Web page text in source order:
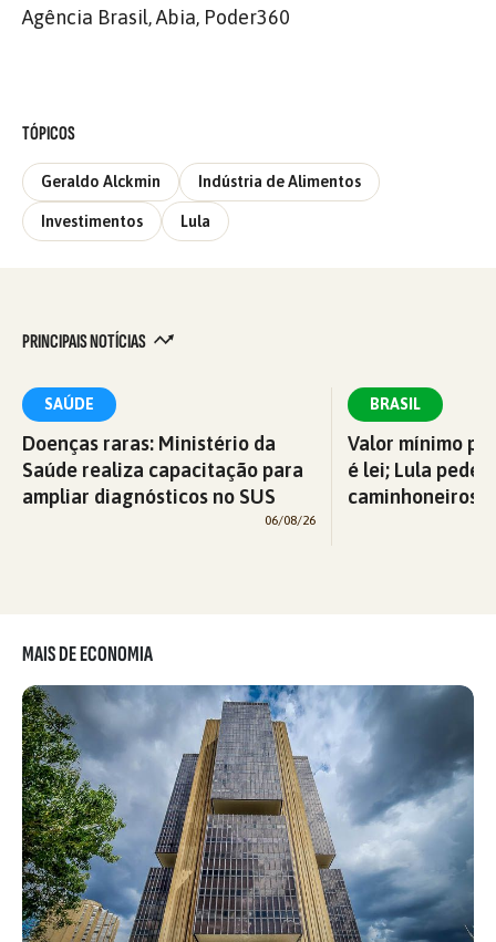
Agência Brasil, Abia, Poder360
TÓPICOS
Geraldo Alckmin Indústria de Alimentos
Investimentos Lula
PRINCIPAIS NOTÍCIAS
SAÚDE
Doenças raras: Ministério da
Saúde realiza capacitação para
ampliar diagnósticos no SUS
06/08/26
BRASIL
Valor mínimo
é lei; Lula pede
caminhoneiros
MAIS DE ECONOMIA